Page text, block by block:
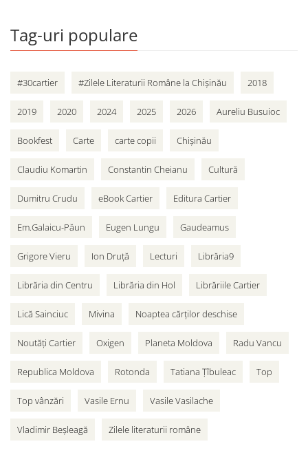
Tag-uri populare
#30cartier #Zilele Literaturii Române la Chișinău 2018
2019 2020 2024 2025 2026 Aureliu Busuioc
Bookfest Carte carte copii Chișinău
Claudiu Komartin Constantin Cheianu Cultură
Dumitru Crudu eBook Cartier Editura Cartier
Em.Galaicu-Păun Eugen Lungu Gaudeamus
Grigore Vieru Ion Druță Lecturi Librăria9
Librăria din Centru Librăria din Hol Librăriile Cartier
Lică Sainciuc Mivina Noaptea cărților deschise
Noutăți Cartier Oxigen Planeta Moldova Radu Vancu
Republica Moldova Rotonda Tatiana Țîbuleac Top
Top vânzări Vasile Ernu Vasile Vasilache
Vladimir Beșleagă Zilele literaturii române